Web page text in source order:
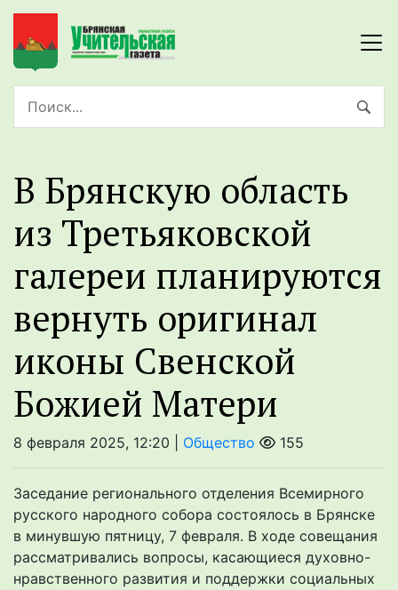
В Брянскую область
из Третьяковской
галереи планируются
вернуть оригинал
иконы Свенской
Божией Матери
8 февраля 2025, 12:20 | Общество 155
Заседание регионального отделения Всемирного
русского народного собора состоялось в Брянске
в минувшую пятницу, 7 февраля. В ходе совещания
рассматривались вопросы, касающиеся духовно-
нравственного развития и поддержки социальных